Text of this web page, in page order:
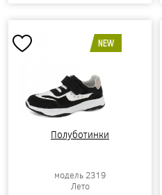
NEW
Полуботинки
модель 2319
Лето